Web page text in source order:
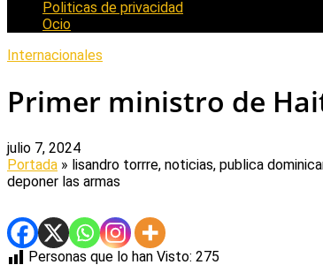
Politicas de privacidad
Ocio
Internacionales
Primer ministro de
julio 7, 2024
Portada » lisandro torrre, noticias, publica
deponer las armas
Personas que lo han Visto: 275